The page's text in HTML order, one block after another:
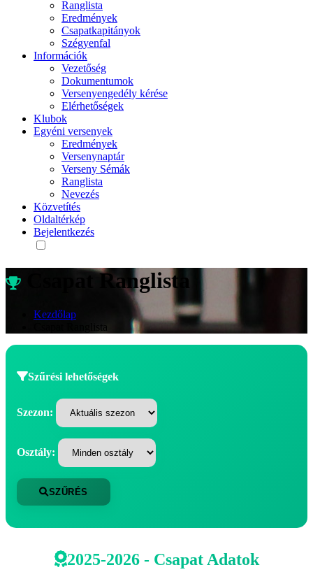
Ranglista
Eredmények
Csapatkapitányok
Szégyenfal
Információk
Vezetőség
Dokumentumok
Versenyengedély kérése
Elérhetőségek
Klubok
Egyéni versenyek
Eredmények
Versenynaptár
Verseny Sémák
Ranglista
Nevezés
Közvetítés
Oldaltérkép
Bejelentkezés
Csapat Ranglista
Kezdőlap
Csapat Ranglista
Szűrési lehetőségek
Szezon:
Osztály:
SZŰRÉS
2025-2026 - Csapat Adatok